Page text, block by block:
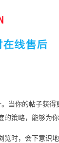
当你的帖子获
策略，能够为
览时，会下意识